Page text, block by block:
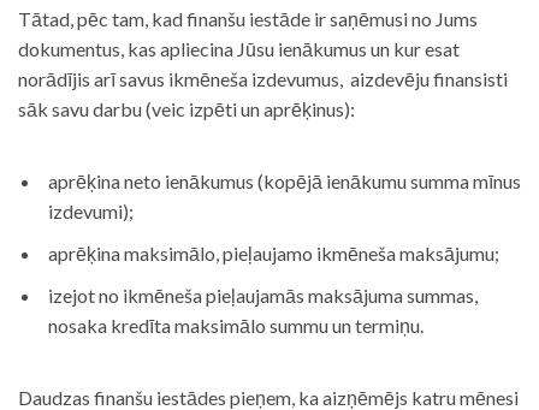
Tātad, pēc tam, kad finanšu iestāde ir saņēmusi no Jums
dokumentus, kas apliecina Jūsu ienākumus un kur esat
norādījis arī savus ikmēneša izdevumus, aizdevēju finansisti
sāk savu darbu (veic izpēti un aprēķinus):
aprēķina neto ienākumus (kopējā ienākumu summa mīnus
izdevumi);
aprēķina maksimālo, pieļaujamo ikmēneša maksājumu;
izejot no ikmēneša pieļaujamās maksājuma summas,
nosaka kredīta maksimālo summu un termiņu.
Daudzas finanšu iestādes pieņem, ka aizņēmējs katru mēnesi